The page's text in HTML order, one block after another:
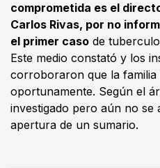
comprometida es el
Carlos Rivas, por no
el primer caso de
Este medio constató y los
corroboraron que la familia
oportunamente. Según el
investigado pero aún no se
apertura de un sumario.